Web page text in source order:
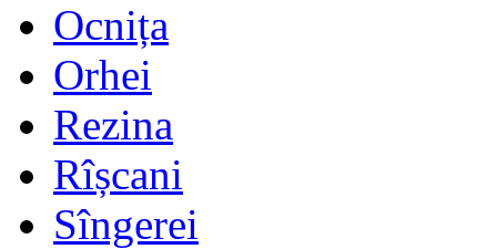
Ocnița
Orhei
Rezina
Rîșcani
Sîngerei